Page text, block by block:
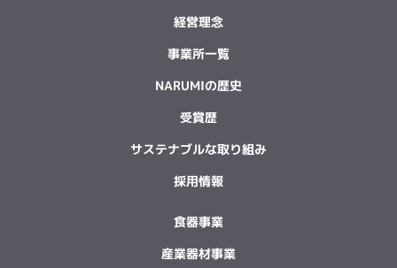
経営理念
事業所一覧
NARUMIの歴史
受賞歴
サステナブルな取り組み
採用情報
食器事業
産業器材事業